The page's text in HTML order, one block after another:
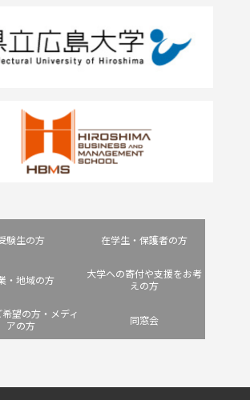
験生の方 在学生・保護者の方
・地域の方
大学への寄付や支援をお考
えの方
望の方・メディ
アの方
同窓会